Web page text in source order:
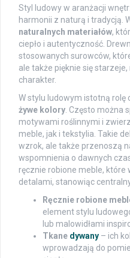
Styl ludowy w aranżacji
harmonii z naturą i tradycją.
naturalnych materiałów,
ciepło i autentyczność.
stosowanych surowców,
ale także pięknie się
charakter.
W stylu ludowym istotną rolę
żywe kolory . Często można
motywami roślinnymi i
meble, jak i tekstylia. Takie
wzrok, ale także przenoszą
wspomnienia o dawnych
ręcznie robione meble, które
detalami, stanowiąc
Ręcznie robione
element stylu
lub malowidłami
Tkane dywany – ich
wprowadzają do